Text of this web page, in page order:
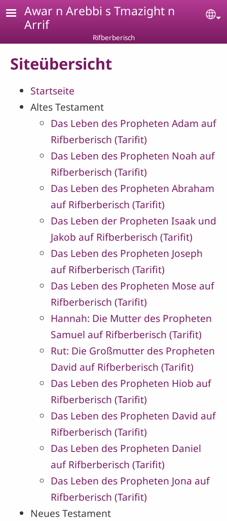
Skip to main content
Awar n Arebbi s Tmazight n
Arrif
Rifberberisch
Siteübersicht
Startseite
Altes Testament
Das Leben des Propheten Adam auf
Rifberberisch (Tarifit)
Das Leben des Propheten Noah auf
Rifberberisch (Tarifit)
Das Leben des Propheten Abraham
auf Rifberberisch (Tarifit)
Das Leben der Propheten Isaak und
Jakob auf Rifberberisch (Tarifit)
Das Leben des Propheten Joseph
auf Rifberberisch (Tarifit)
Das Leben des Propheten Mose auf
Rifberberisch (Tarifit)
Hannah: Die Mutter des Propheten
Samuel auf Rifberberisch (Tarifit)
Rut: Die Großmutter des Propheten
David auf Rifberberisch (Tarifit)
Das Leben des Propheten Hiob auf
Rifberberisch (Tarifit)
Das Leben des Propheten David auf
Rifberberisch (Tarifit)
Das Leben des Propheten Daniel
auf Rifberberisch (Tarifit)
Das Leben des Propheten Jona auf
Rifberberisch (Tarifit)
Neues Testament